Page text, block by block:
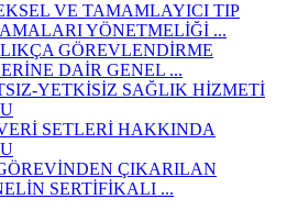
VE TAMAMLAYICI TIP
YÖNETMELİĞİ ...
GÖREVLENDİRME
DAİR GENEL ...
YETKİSİZ SAĞLIK HİZMETİ
SETLERİ HAKKINDA
ÇIKARILAN
SERTİFİKALI ...